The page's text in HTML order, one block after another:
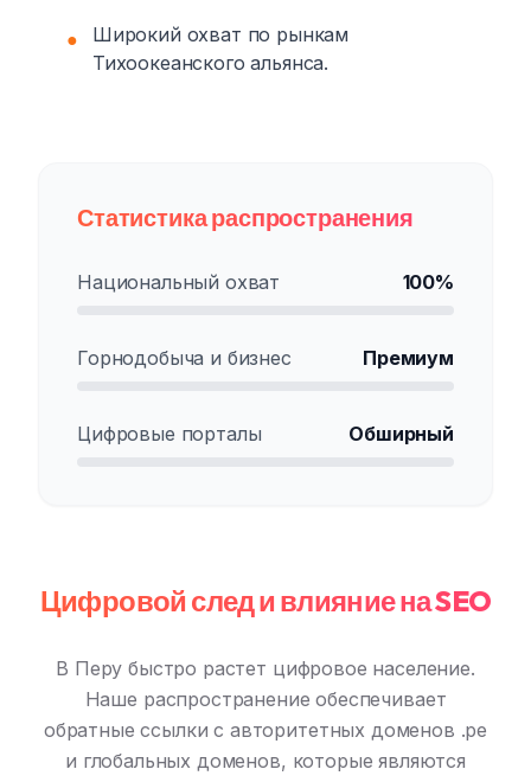
●
Широкий охват по рынкам
Тихоокеанского альянса.
Статистика распространения
Национальный охват 100%
Горнодобыча и бизнес Премиум
Цифровые порталы Обширный
Цифровой след и влияние на SEO
В Перу быстро растет цифровое население.
Наше распространение обеспечивает
обратные ссылки с авторитетных доменов .pe
и глобальных доменов, которые являются